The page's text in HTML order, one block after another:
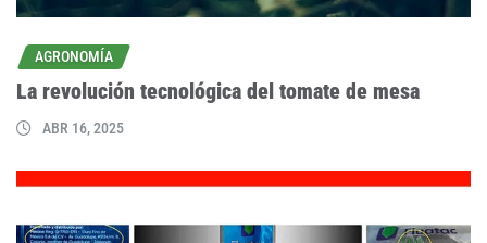
AGRONOMÍA
La revolución tecnológica del tomate de mesa
ABR 16, 2025